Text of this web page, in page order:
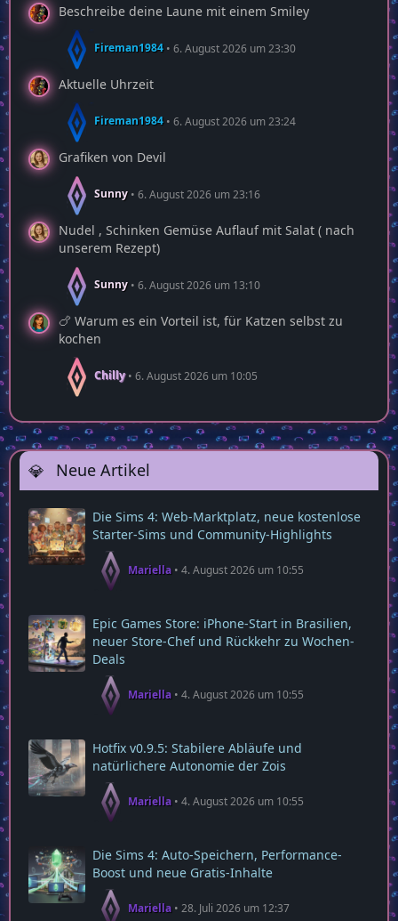
Beschreibe deine Laune mit einem Smiley
Fireman1984 6. August 2026 um 23:30
Aktuelle Uhrzeit
Fireman1984 6. August 2026 um 23:24
Grafiken von Devil
Sunny 6. August 2026 um 23:16
Nudel , Schinken Gemüse Auflauf mit Salat ( nach
unserem Rezept)
Sunny 6. August 2026 um 13:10
🍗 Warum es ein Vorteil ist, für Katzen selbst zu
kochen
Chilly 6. August 2026 um 10:05
Neue Artikel
Die Sims 4: Web‑Marktplatz, neue kostenlose
Starter‑Sims und Community‑Highlights
Mariella 4. August 2026 um 10:55
Epic Games Store: iPhone-Start in Brasilien,
neuer Store-Chef und Rückkehr zu Wochen-
Deals
Mariella 4. August 2026 um 10:55
Hotfix v0.9.5: Stabilere Abläufe und
natürlichere Autonomie der Zois
Mariella 4. August 2026 um 10:55
Die Sims 4: Auto-Speichern, Performance-
Boost und neue Gratis-Inhalte
Mariella 28. Juli 2026 um 12:37